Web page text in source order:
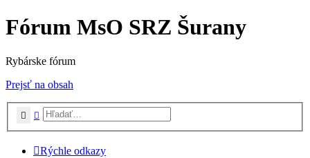
Fórum MsO SRZ Šurany
Rybárske fórum
Prejsť na obsah
HľadaťRozšírené vyhľadávanie
Rýchle odkazy